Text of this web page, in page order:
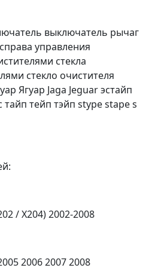
выключатель рычаг
управления
стекла
стекло очистителя
Ягуар Jaga Jeguar эстайп
тайп тейп тэйп stype stape s
/ X204) 2002-2008
2006 2007 2008